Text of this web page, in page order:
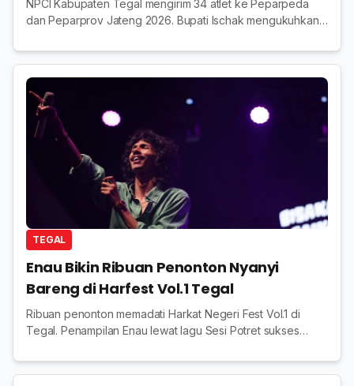
NPCI Kabupaten Tegal mengirim 34 atlet ke Peparpeda
dan Peparprov Jateng 2026. Bupati Ischak mengukuhkan
TEGAL
Enau Bikin Ribuan Penonton Nyanyi
Bareng di Harfest Vol.1 Tegal
Ribuan penonton memadati Harkat Negeri Fest Vol.1 di
Tegal. Penampilan Enau lewat lagu Sesi Potret sukses
pertama kampus.